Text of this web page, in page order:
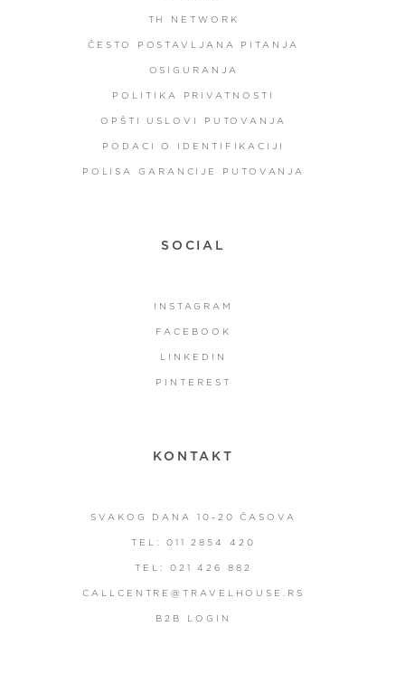
TH NETWORK
ČESTO POSTAVLJANA PITANJA
OSIGURANJA
POLITIKA PRIVATNOSTI
OPŠTI USLOVI PUTOVANJA
PODACI O IDENTIFIKACIJI
POLISA GARANCIJE PUTOVANJA
SOCIAL
INSTAGRAM
FACEBOOK
LINKEDIN
PINTEREST
KONTAKT
SVAKOG DANA 10-20 ČASOVA
TEL: 011 2854 420
TEL: 021 426 882
CALLCENTRE@TRAVELHOUSE.RS
B2B LOGIN